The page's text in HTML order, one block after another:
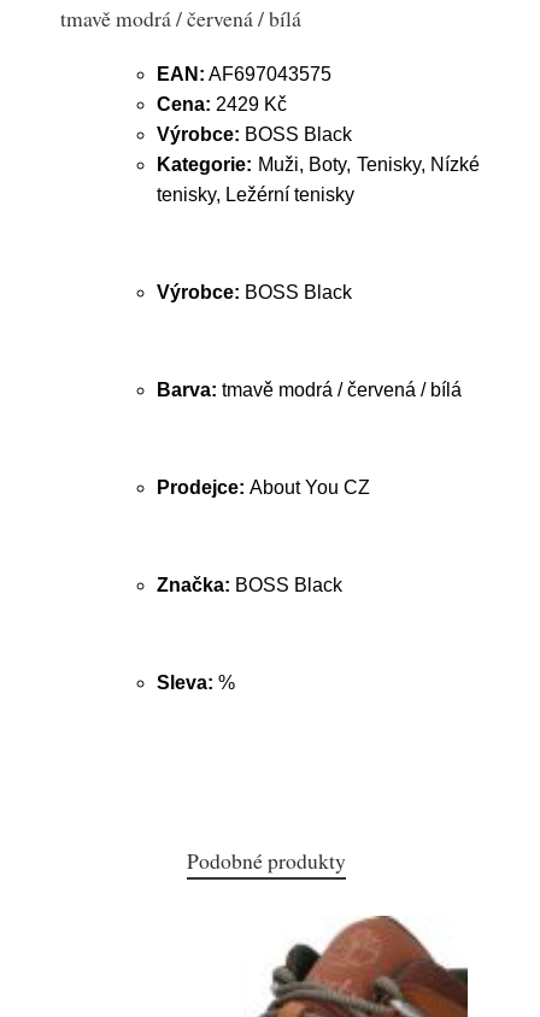
tmavě modrá / červená / bílá
EAN: AF697043575
Cena: 2429 Kč
Výrobce: BOSS Black
Kategorie: Muži, Boty, Tenisky, Nízké
tenisky, Ležérní tenisky
Výrobce: BOSS Black
Barva: tmavě modrá / červená / bílá
Prodejce: About You CZ
Značka: BOSS Black
Sleva: %
Podobné produkty